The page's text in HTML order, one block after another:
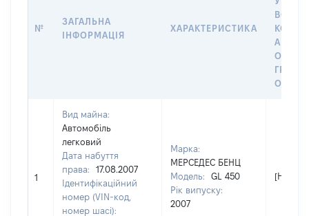
№
ЗАГАЛЬНА
ІНФОРМАЦІЯ
ХАРАКТЕРИСТИКА
АБО
1
Вид майна:
Автомобіль
легковий
Дата набуття
права:
17.08.2007
Ідентифікаційний
номер (VIN-код,
номер шасі):
Марка:
МЕРСЕДЕС БЕНЦ
Модель:
GL 450
Рік випуску:
2007
[Не